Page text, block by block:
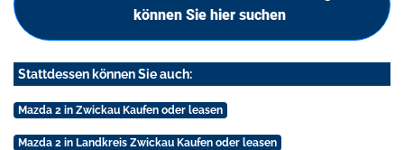
können Sie hier suchen
Stattdessen können Sie auch:
Mazda 2 in Zwickau Kaufen oder leasen
Mazda 2 in Landkreis Zwickau Kaufen oder leasen